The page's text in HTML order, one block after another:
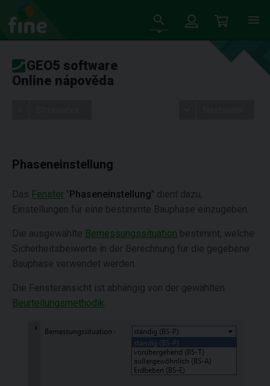
GEO5 software
Online nápověda
Phaseneinstellung
Das Fenster "Phaseneinstellung" dient dazu,
Einstellungen für eine bestimmte Bauphase einzugeben.
Die ausgewählte Bemessungssituation bestimmt, welche
Sicherheitsbeiwerte in der Berechnung für die gegebene
Bauphase verwendet werden.
Die Fensteransicht ist abhängig von der gewählten
Beurteilungsmethodik